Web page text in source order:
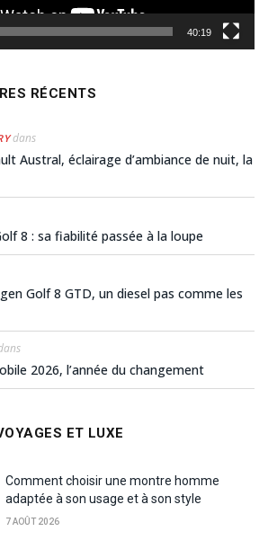
40:19
RÉCENTS
dans
Austral, éclairage d’ambiance de nuit, la
8 : sa fiabilité passée à la loupe
Golf 8 GTD, un diesel pas comme les
2026, l’année du changement
ET LUXE
Comment choisir une montre homme
adaptée à son usage et à son style
7 AOÛT 2026